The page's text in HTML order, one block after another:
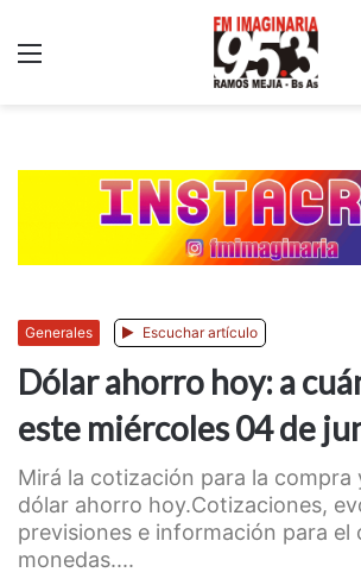
Generales Escuchar artículo
Dólar ahorro hoy: a
este miércoles 04 de
Mirá la cotización para la compra
dólar ahorro hoy.Cotizaciones,
previsiones e información para el
monedas....